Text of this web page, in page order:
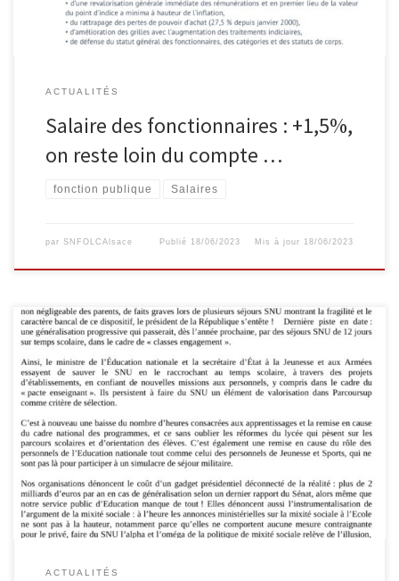
ACTUALITÉS
Salaire des fonctionnaires : +1,5%,
on reste loin du compte …
fonction publique Salaires
par SNFOLCAlsace Publié 18/06/2023 Mis à jour 18/06/2023
ACTUALITÉS